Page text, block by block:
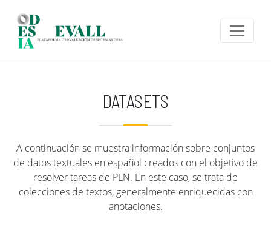
DATASETS
A continuación se muestra información sobre conjuntos
de datos textuales en español creados con el objetivo de
resolver tareas de PLN. En este caso, se trata de
colecciones de textos, generalmente enriquecidas con
anotaciones.